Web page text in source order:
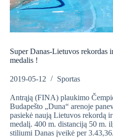
Super Danas-Lietuvos rekordas
medalis !
2019-05-12 Sportas
Antrąją (FINA) plaukimo
Budapešto „Duna“ arenoje
pasiekė naują Lietuvos rekordą
medalį. 400 m. distanciją 50 m.
stiliumi Danas įveikė per 3.43,36.